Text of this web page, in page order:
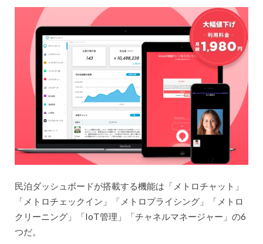
民泊ダッシュボードが搭載する機能は「メトロチャット」
「メトロチェックイン」「メトロプライシング」「メトロ
クリーニング」「IoT管理」「チャネルマネージャー」の6
つだ。